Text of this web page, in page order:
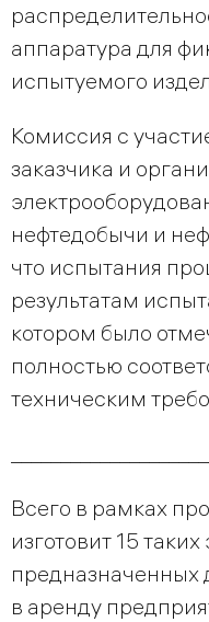
аппаратура для
испытуемого
Комиссия с
заказчика и
нефтедобычи и
что испытания
результатам
котором было
полностью
техническим
Всего в рамках
изготовит 15
предназначенных
в аренду